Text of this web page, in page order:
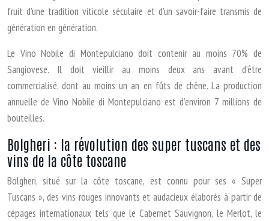
fruit d’une tradition viticole séculaire et d’un savoir-faire transmis de
génération en génération.
Le Vino Nobile di Montepulciano doit contenir au moins 70% de
Sangiovese. Il doit vieillir au moins deux ans avant d’être
commercialisé, dont au moins un an en fûts de chêne. La production
annuelle de Vino Nobile di Montepulciano est d’environ 7 millions de
bouteilles.
Bolgheri : la révolution des super tuscans et des
vins de la côte toscane
Bolgheri, situé sur la côte toscane, est connu pour ses « Super
Tuscans », des vins rouges innovants et audacieux élaborés à partir de
cépages internationaux tels que le Cabernet Sauvignon, le Merlot, le